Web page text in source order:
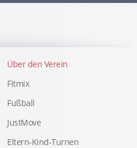
Über den Verein
Fitmix
Fußball
JustMove
Eltern-Kind-Turnen